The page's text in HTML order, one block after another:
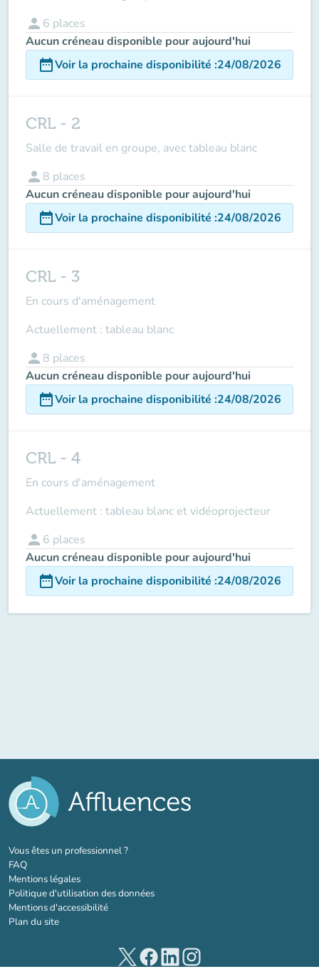
person 6 places
Aucun créneau disponible pour aujourd'hui
date_rangeVoir la prochaine disponibilité :24/08/2026
CRL - 2
Salle de travail en groupe, avec tableau blanc
person 8 places
Aucun créneau disponible pour aujourd'hui
date_rangeVoir la prochaine disponibilité :24/08/2026
CRL - 3
En cours d'aménagement
Actuellement : tableau blanc
person 8 places
Aucun créneau disponible pour aujourd'hui
date_rangeVoir la prochaine disponibilité :24/08/2026
CRL - 4
En cours d'aménagement
Actuellement : tableau blanc et vidéoprojecteur
person 6 places
Aucun créneau disponible pour aujourd'hui
date_rangeVoir la prochaine disponibilité :24/08/2026
Vous êtes un professionnel ?(nouvel onglet)
FAQ
Mentions légales
Politique d'utilisation des données
Mentions d'accessibilité
Plan du site
(nouvel onglet)
(nouvel onglet)
(nouvel onglet)